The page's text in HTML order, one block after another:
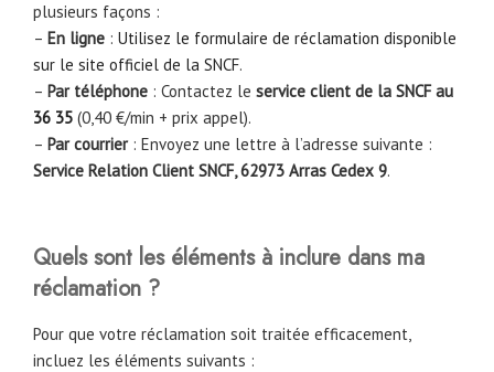
plusieurs façons :
– En ligne : Utilisez le formulaire de réclamation disponible
sur le site officiel de la SNCF.
– Par téléphone : Contactez le service client de la SNCF au
36 35 (0,40 €/min + prix appel).
– Par courrier: Envoyez une lettre à l’adresse suivante :
Service Relation Client SNCF, 62973 Arras Cedex 9.
Quels sont les éléments à inclure dans ma
réclamation ?
Pour que votre réclamation soit traitée efficacement,
incluez les éléments suivants :